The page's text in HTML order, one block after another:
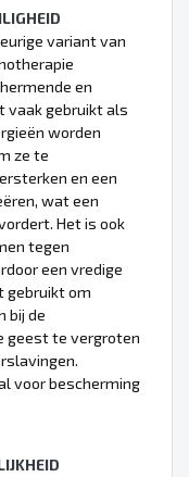
variant van
en
vaak gebruikt als
worden
ze te
en een
wat een
Het is ook
tegen
een vredige
gebruikt om
bij de
geest te vergroten
voor bescherming